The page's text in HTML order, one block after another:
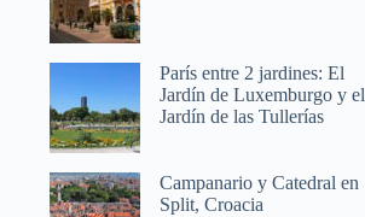
París entre 2 jardines: El
Jardín de Luxemburgo y el
Jardín de las Tullerías
Campanario y Catedral en
Split, Croacia